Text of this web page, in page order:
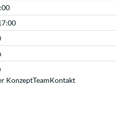
KonzeptTeamKontakt